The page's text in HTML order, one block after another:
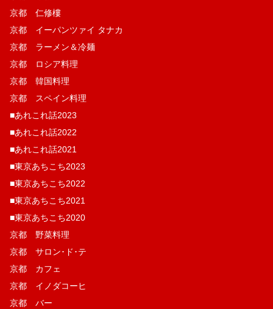
京都 仁修樓
京都 イーパンツァイ タナカ
京都 ラーメン＆冷麺
京都 ロシア料理
京都 韓国料理
京都 スペイン料理
■あれこれ話2023
■あれこれ話2022
■あれこれ話2021
■東京あちこち2023
■東京あちこち2022
■東京あちこち2021
■東京あちこち2020
京都 野菜料理
京都 サロン･ド･テ
京都 カフェ
京都 イノダコーヒ
京都 バー